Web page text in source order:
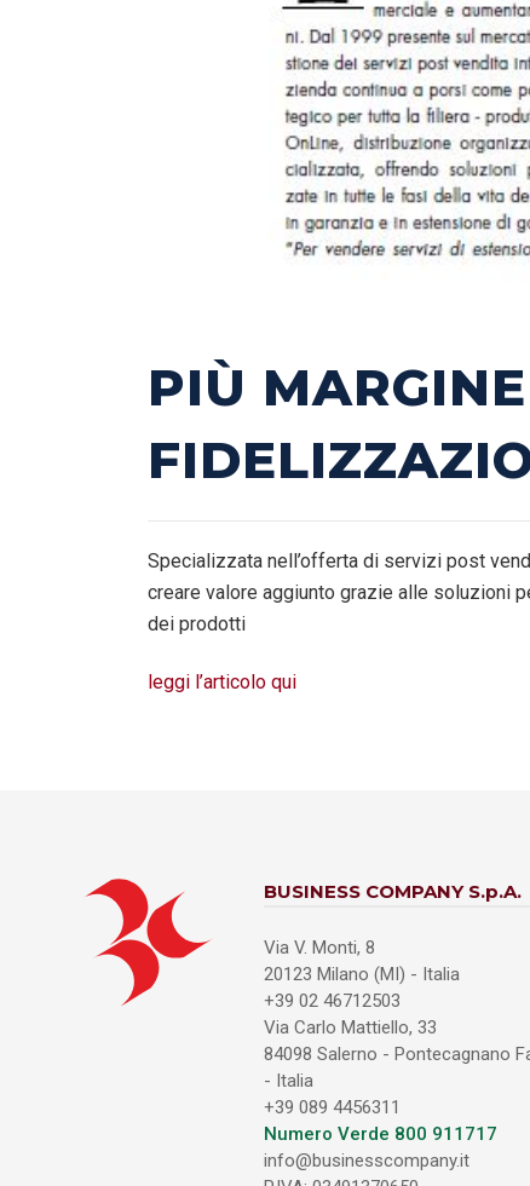
PIÙ
Specializzata nell’offerta di servizi post
creare valore aggiunto grazie alle soluzioni
dei prodotti
leggi l’articolo qui
BUSINESS COMPANY S.p.A.
Via V. Monti, 8
20123 Milano (MI) - Italia
+39 02 46712503
Via Carlo Mattiello, 33
84098 Salerno - Pontecagnano
- Italia
+39 089 4456311
Numero Verde 800 911717
info@businesscompany.it